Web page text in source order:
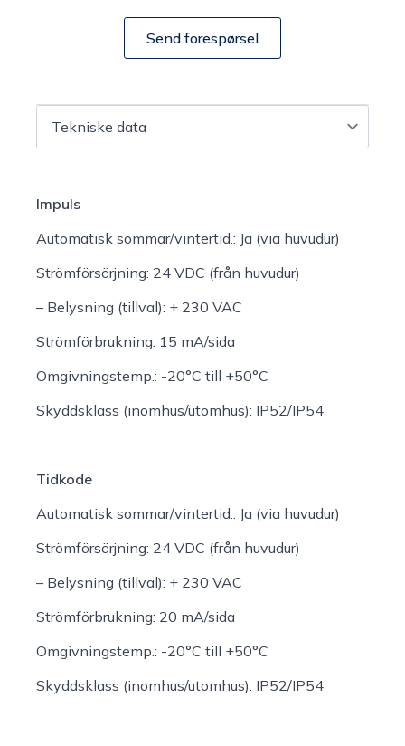
Send forespørsel
Impuls
Automatisk sommar/vintertid.: Ja (via huvudur)
Strömförsörjning: 24 VDC (från huvudur)
– Belysning (tillval): + 230 VAC
Strömförbrukning: 15 mA/sida
Omgivningstemp.: -20°C till +50°C
Skyddsklass (inomhus/utomhus): IP52/IP54
Tidkode
Automatisk sommar/vintertid.: Ja (via huvudur)
Strömförsörjning: 24 VDC (från huvudur)
– Belysning (tillval): + 230 VAC
Strömförbrukning: 20 mA/sida
Omgivningstemp.: -20°C till +50°C
Skyddsklass (inomhus/utomhus): IP52/IP54